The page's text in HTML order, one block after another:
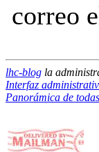
correo
lhc-blog la
Interfaz
Panorámica de